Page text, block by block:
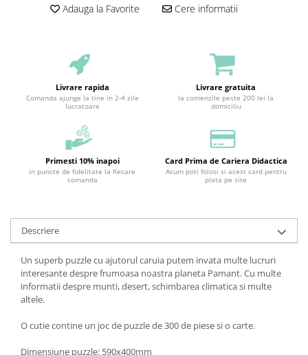
Adauga la Favorite Cere informatii
Livrare rapida
Comanda ajunge la tine in 2-4 zile
lucratoare
Livrare gratuita
la comenzile peste 200 lei la
domiciliu
Primesti 10% inapoi
in puncte de fidelitate la fiecare
comanda
Card Prima de Cariera Didactica
Acum poti folosi si acest card pentru
plata pe site
Descriere
Un superb puzzle cu ajutorul caruia putem invata multe lucruri
interesante despre frumoasa noastra planeta Pamant. Cu multe
informatii despre munti, desert, schimbarea climatica si multe
altele.
O cutie contine un joc de puzzle de 300 de piese si o carte.
Dimensiune puzzle: 590x400mm